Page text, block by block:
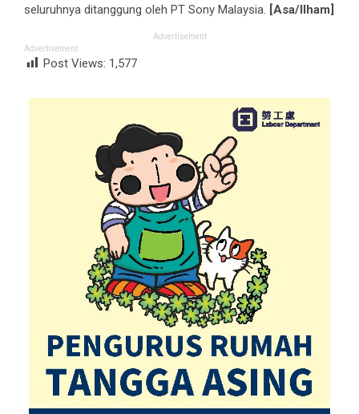
seluruhnya ditanggung oleh PT Sony Malaysia.
[Asa/Ilham]
Advertisement
Advertisement
Post Views: 1,577